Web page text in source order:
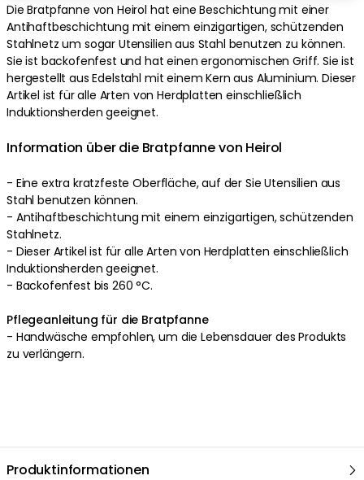
Die Bratpfanne von Heirol hat eine Beschichtung mit einer
Antihaftbeschichtung mit einem einzigartigen, schützenden
Stahlnetz um sogar Utensilien aus Stahl benutzen zu können.
Sie ist backofenfest und hat einen ergonomischen Griff. Sie ist
hergestellt aus Edelstahl mit einem Kern aus Aluminium. Dieser
Artikel ist für alle Arten von Herdplatten einschließlich
Induktionsherden geeignet.
Information über die Bratpfanne von Heirol
- Eine extra kratzfeste Oberfläche, auf der Sie Utensilien aus
Stahl benutzen können.
- Antihaftbeschichtung mit einem einzigartigen, schützenden
Stahlnetz.
- Dieser Artikel ist für alle Arten von Herdplatten einschließlich
Induktionsherden geeignet.
- Backofenfest bis 260 °C.
Pflegeanleitung für die Bratpfanne
- Handwäsche empfohlen, um die Lebensdauer des Produkts
zu verlängern.
Produktinformationen